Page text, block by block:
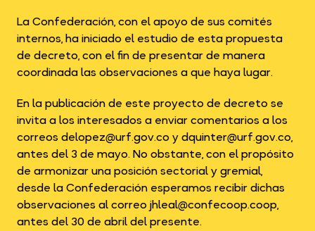
La Confederación, con el apoyo de sus comités
internos, ha iniciado el estudio de esta propuesta
de decreto, con el fin de presentar de manera
coordinada las observaciones a que haya lugar.
En la publicación de este proyecto de decreto se
invita a los interesados a enviar comentarios a los
correosdelopez@urf.gov.coydquinter@urf.gov.co,
antes del 3 de mayo. No obstante, con el propósito
de armonizar una posición sectorial y gremial,
desde la Confederación esperamos recibir dichas
observaciones al correojhleal@confecoop.coop,
antes del 30 de abril del presente.